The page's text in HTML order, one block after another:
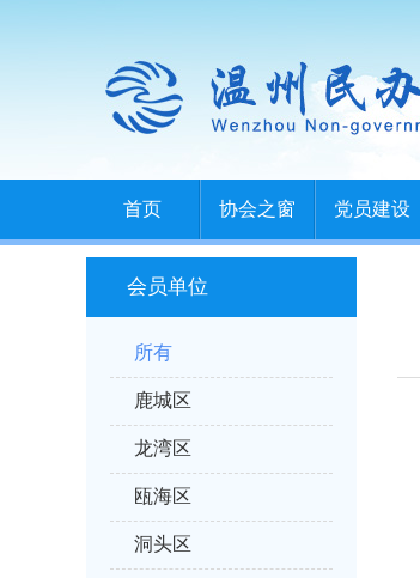
首页 协会之窗 党员建设
会员单位
所有
鹿城区
龙湾区
瓯海区
洞头区